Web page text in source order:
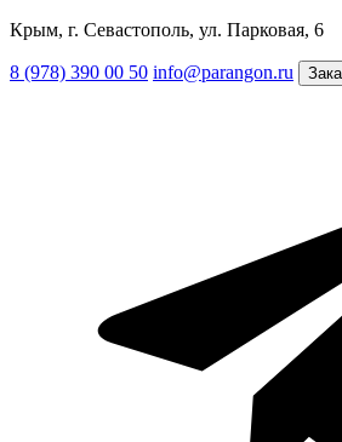
Крым, г. Севастополь, ул. Парковая, 6
8 (978) 390 00 50 info@parangon.ru